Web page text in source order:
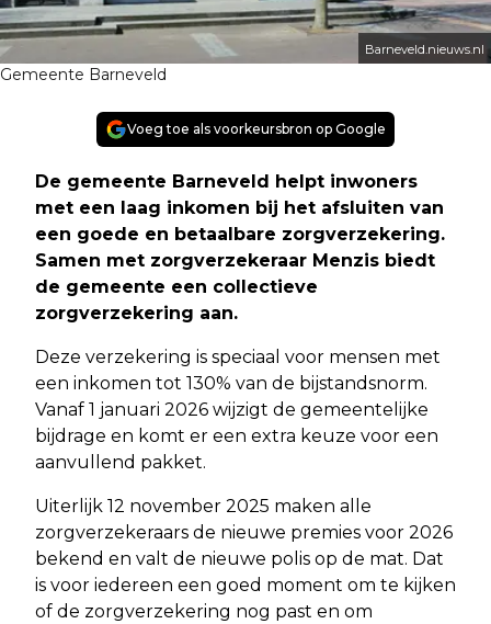
Barneveld.nieuws.nl
Gemeente Barneveld
Voeg toe als voorkeursbron op Google
De gemeente Barneveld helpt inwoners
met een laag inkomen bij het afsluiten van
een goede en betaalbare zorgverzekering.
Samen met zorgverzekeraar Menzis biedt
de gemeente een collectieve
zorgverzekering aan.
Deze verzekering is speciaal voor mensen met
een inkomen tot 130% van de bijstandsnorm.
Vanaf 1 januari 2026 wijzigt de gemeentelijke
bijdrage en komt er een extra keuze voor een
aanvullend pakket.
Uiterlijk 12 november 2025 maken alle
zorgverzekeraars de nieuwe premies voor 2026
bekend en valt de nieuwe polis op de mat. Dat
is voor iedereen een goed moment om te kijken
of de zorgverzekering nog past en om